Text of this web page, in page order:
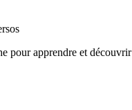
pour apprendre et découvrir